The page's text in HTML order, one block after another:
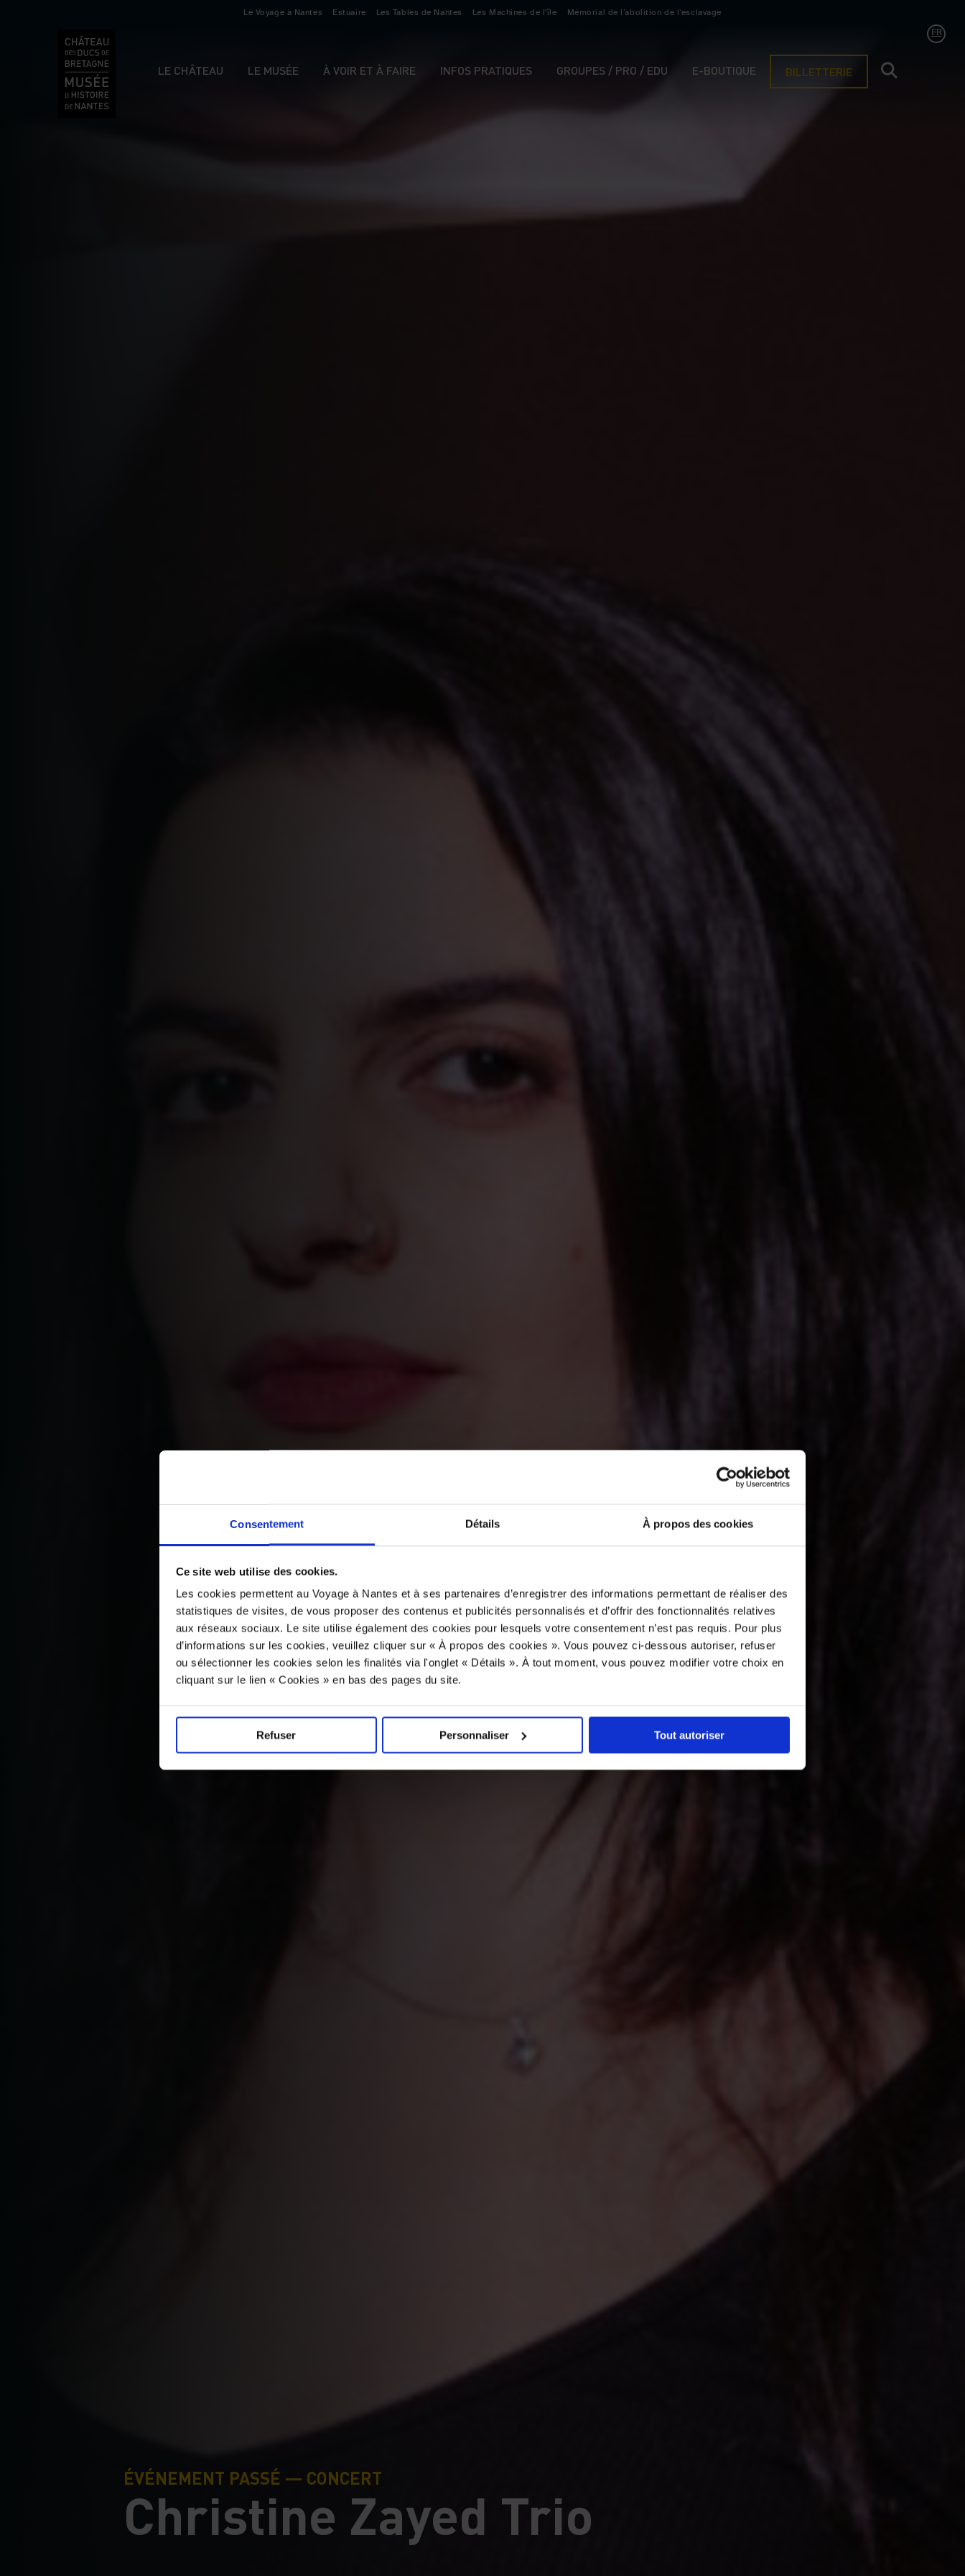
Consentement Détails À propos des cookies
Ce site web utilise des cookies.
Les cookies permettent au Voyage à Nantes et à ses partenaires d’enregistrer des informations permettant de réaliser des
statistiques de visites, de vous proposer des contenus et publicités personnalisés et d’offrir des fonctionnalités relatives
aux réseaux sociaux. Le site utilise également des cookies pour lesquels votre consentement n’est pas requis. Pour plus
d’informations sur les cookies, veuillez cliquer sur « À propos des cookies ». Vous pouvez ci-dessous autoriser, refuser
ou sélectionner les cookies selon les finalités via l'onglet « Détails ». À tout moment, vous pouvez modifier votre choix en
cliquant sur le lien « Cookies » en bas des pages du site.
Refuser Personnaliser Tout autoriser
Le Voyage à Nantes Estuaire Les Tables de Nantes Les Machines de l'île Mémorial de l’abolition de l’esclavage
LE CHÂTEAU LE MUSÉE À VOIR ET À FAIRE INFOS PRATIQUES GROUPES / PRO / EDU E-BOUTIQUE BILLETTERIE
FR
ÉVÉNEMENT PASSÉ — CONCERT
Christine Zayed Trio